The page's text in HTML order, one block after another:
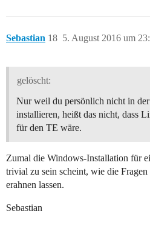
Sebastian 5. August 2016 um
18
gelöscht:
Nur weil du persönlich nicht in
installieren, heißt das nicht, dass
für den TE wäre.
Zumal die Windows-Installation für
trivial zu sein scheint, wie die
erahnen lassen.
Sebastian